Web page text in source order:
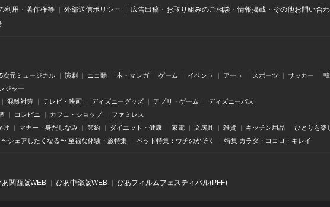
利用・著作権等 外部送信ポリシー
広告出稿・お取り組みのご相談・情報掲載・その他お問い合
次元ミュージカル 演劇 ニコ動 本・マンガ ゲーム イベント アート スポーツ サッカー
ジャー
混雑対策
テレビ・映画 ディズニーグッズ アプリ・ゲーム
ディズニーパス
コンビニ カフェ・ショップ
ファミレス
け
マナー・身だしなみ 節約 ダイエット・健康 家電 文房具 雑貨 キッチン用品
ひとりを楽
〜シェアしたくなる〜 至福な体験・旅特集
ペット特集：ウチのかぞく 特集 カラダ・ココロ・キレイ
あ関⻄版WEB ぴあ中部版WEB ぴあフィルムフェスティバル(PFF)